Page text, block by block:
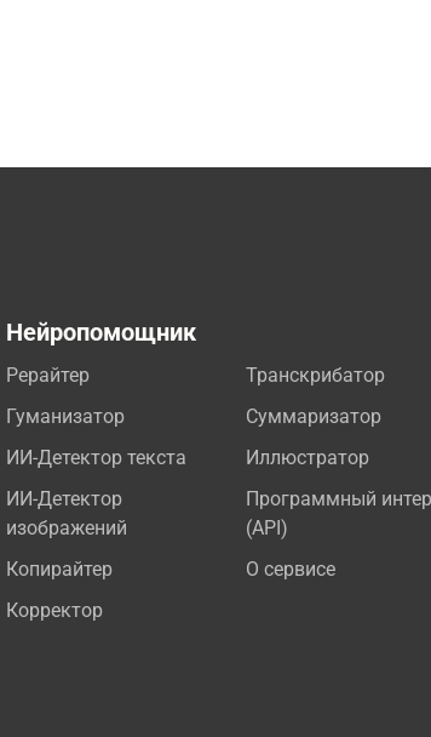
Нейропомощник
Рерайтер
Гуманизатор
ИИ-Детектор текста
ИИ-Детектор
изображений
Копирайтер
Корректор
Транскрибатор
Суммаризатор
Иллюстратор
Программный
(API)
О сервисе